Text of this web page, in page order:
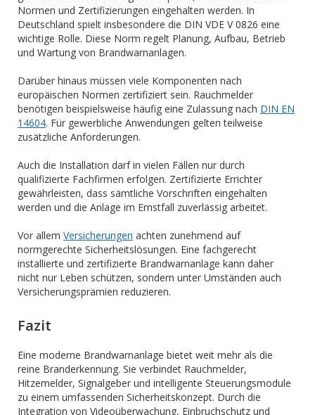
Normen und Zertifizierungen eingehalten werden. In
Deutschland spielt insbesondere die DIN VDE V 0826 eine
wichtige Rolle. Diese Norm regelt Planung, Aufbau, Betrieb
und Wartung von Brandwarnanlagen.
Darüber hinaus müssen viele Komponenten nach
europäischen Normen zertifiziert sein. Rauchmelder
benötigen beispielsweise häufig eine Zulassung nach DIN EN
14604. Für gewerbliche Anwendungen gelten teilweise
zusätzliche Anforderungen.
Auch die Installation darf in vielen Fällen nur durch
qualifizierte Fachfirmen erfolgen. Zertifizierte Errichter
gewährleisten, dass sämtliche Vorschriften eingehalten
werden und die Anlage im Ernstfall zuverlässig arbeitet.
Vor allem Versicherungen achten zunehmend auf
normgerechte Sicherheitslösungen. Eine fachgerecht
installierte und zertifizierte Brandwarnanlage kann daher
nicht nur Leben schützen, sondern unter Umständen auch
Versicherungsprämien reduzieren.
Fazit
Eine moderne Brandwarnanlage bietet weit mehr als die
reine Branderkennung. Sie verbindet Rauchmelder,
Hitzemelder, Signalgeber und intelligente Steuerungsmodule
zu einem umfassenden Sicherheitskonzept. Durch die
Integration von Videoüberwachung, Einbruchschutz und